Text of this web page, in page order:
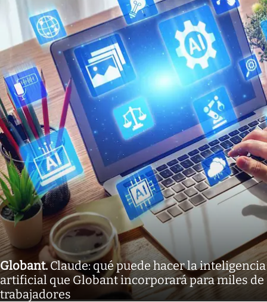
Globant.Claude: qué puede hacer la inteligencia
artificial que Globant incorporará para miles de
trabajadores